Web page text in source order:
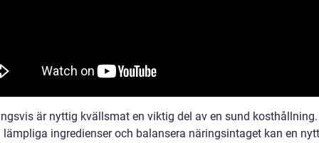
är nyttig kvällsmat en viktig del av en sund
ingredienser och balansera näringsintaget kan en